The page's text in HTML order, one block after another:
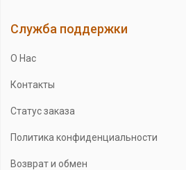
Служба поддержки
О Нас
Контакты
Статус заказа
Политика конфиденциальности
Возврат и обмен